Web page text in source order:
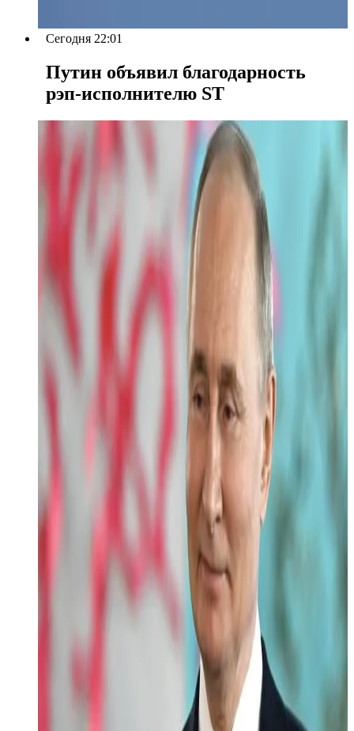
Сегодня 22:01
Путин объявил благодарность
рэп-исполнителю ST